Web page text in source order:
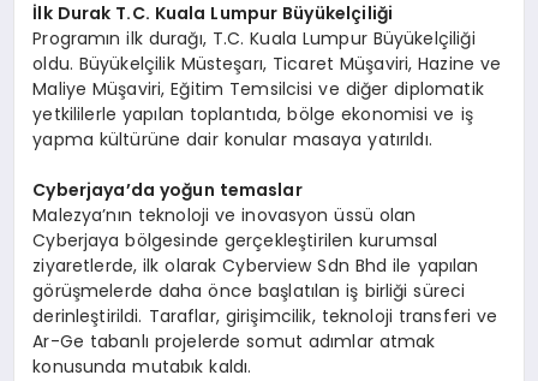
İlk Durak T.C. Kuala Lumpur Büyükelçiliği
Programın ilk durağı, T.C. Kuala Lumpur Büyükelçiliği
oldu. Büyükelçilik Müsteşarı, Ticaret Müşaviri, Hazine ve
Maliye Müşaviri, Eğitim Temsilcisi ve diğer diplomatik
yetkililerle yapılan toplantıda, bölge ekonomisi ve iş
yapma kültürüne dair konular masaya yatırıldı.
Cyberjaya’da yoğun temaslar
Malezya’nın teknoloji ve inovasyon üssü olan
Cyberjaya bölgesinde gerçekleştirilen kurumsal
ziyaretlerde, ilk olarak Cyberview Sdn Bhd ile yapılan
görüşmelerde daha önce başlatılan iş birliği süreci
derinleştirildi. Taraflar, girişimcilik, teknoloji transferi ve
Ar-Ge tabanlı projelerde somut adımlar atmak
konusunda mutabık kaldı.